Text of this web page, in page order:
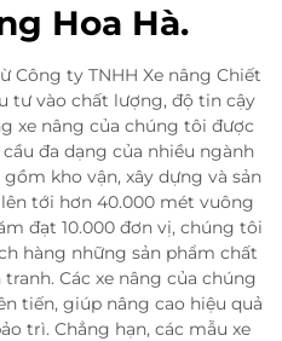
Hoa Hà.
Công ty TNHH Xe nâng Chiết
tư vào chất lượng, độ tin cậy
xe nâng của chúng tôi được
đa dạng của nhiều ngành
kho vận, xây dựng và sản
tới hơn 40.000 mét vuông
đạt 10.000 đơn vị, chúng tôi
hàng những sản phẩm chất
Các xe nâng của chúng
tiến, giúp nâng cao hiệu quả
trì. Chẳng hạn, các mẫu xe